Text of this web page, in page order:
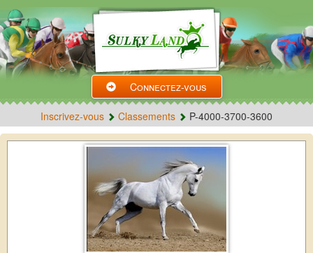
Connectez-vous
Inscrivez-vous Classements P-4000-3700-3600